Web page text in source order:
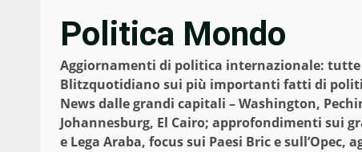
Politica Mondo
Aggiornamenti di politica internazionale:
Blitzquotidiano sui più importanti fatti di
News dalle grandi capitali – Washington,
Johannesburg, El Cairo; approfondimenti sui
e Lega Araba, focus sui Paesi Bric e